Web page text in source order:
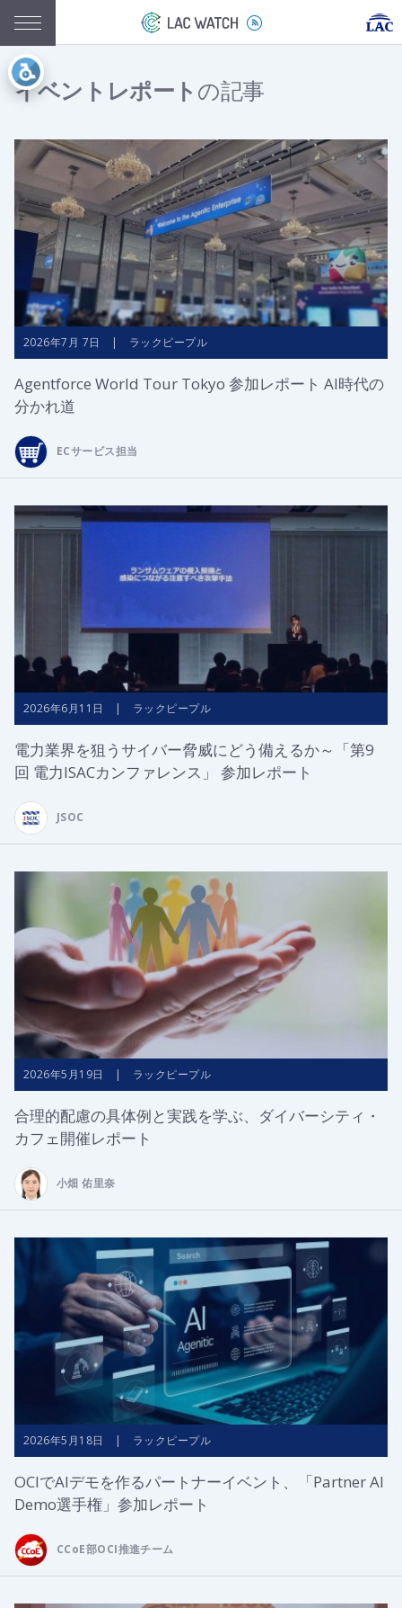
イベントレポート の記事
2026年7月 7日 | ラックピープル
Agentforce World Tour Tokyo 参加レポート AI時代の
分かれ道
ECサービス担当
2026年6月11日 | ラックピープル
電力業界を狙うサイバー脅威にどう備えるか～「第9
回 電力ISACカンファレンス」 参加レポート
JSOC
2026年5月19日 | ラックピープル
合理的配慮の具体例と実践を学ぶ、ダイバーシティ・
カフェ開催レポート
小畑 佑里奈
2026年5月18日 | ラックピープル
OCIでAIデモを作るパートナーイベント、「Partner AI
Demo選手権」参加レポート
CCoE部OCI推進チーム